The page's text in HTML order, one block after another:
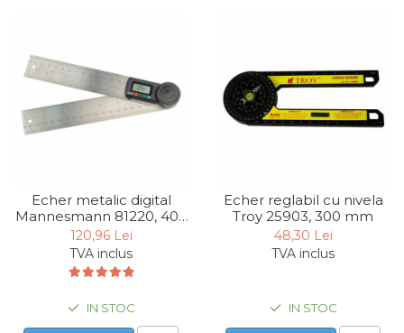
Cantare
Rafturi
Baterii & Acumulatori
Corpuri de Iluminat
Lanterne
Iluminare Led
Echer metalic digital
Mannesmann 81220, 400
mm
120,96 Lei
TVA inclus
IN STOC
Echer reglabil cu nivela
Troy 25903, 300 mm
48,30 Lei
TVA inclus
IN STOC